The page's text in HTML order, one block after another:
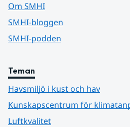
Om SMHI
SMHI-bloggen
SMHI-podden
Teman
Havsmiljö i kust och hav
Kunskapscentrum för
Luftkvalitet